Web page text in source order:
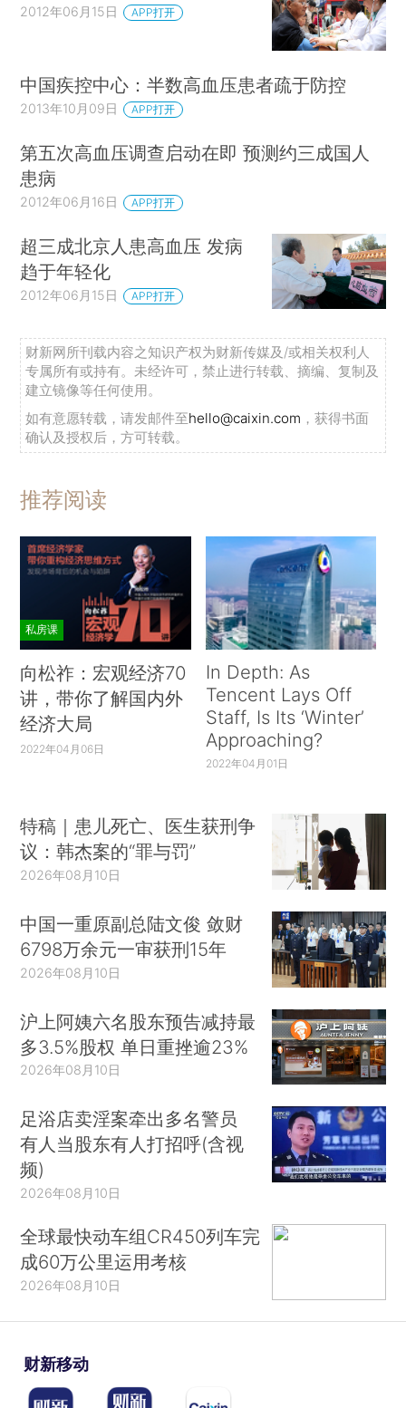
2012年06月15日 APP打开
中国疾控中心：半数高血压患者疏于防控
2013年10月09日 APP打开
第五次高血压调查启动在即 预测约三成国人
患病
2012年06月16日 APP打开
超三成北京人患高血压 发病
趋于年轻化
2012年06月15日 APP打开
财新网所刊载内容之知识产权为财新传媒及/或相关权利人
专属所有或持有。未经许可，禁止进行转载、摘编、复制及
建立镜像等任何使用。
如有意愿转载，请发邮件至hello@caixin.com ，获得书面
确认及授权后，方可转载。
推荐阅读
私房课
向松祚：宏观经济70
讲，带你了解国内外
经济大局
2022年04月06日
In Depth: As
Tencent Lays Off
Staff, Is Its ‘Winter’
Approaching?
2022年04月01日
特稿｜患儿死亡、医生获刑争
议：韩杰案的“罪与罚”
2026年08月10日
中国一重原副总陆文俊 敛财
6798万余元一审获刑15年
2026年08月10日
沪上阿姨六名股东预告减持最
多3.5%股权 单日重挫逾23%
2026年08月10日
足浴店卖淫案牵出多名警员
有人当股东有人打招呼(含视
频)
2026年08月10日
全球最快动车组CR450列车完
成60万公里运用考核
2026年08月10日
财新移动